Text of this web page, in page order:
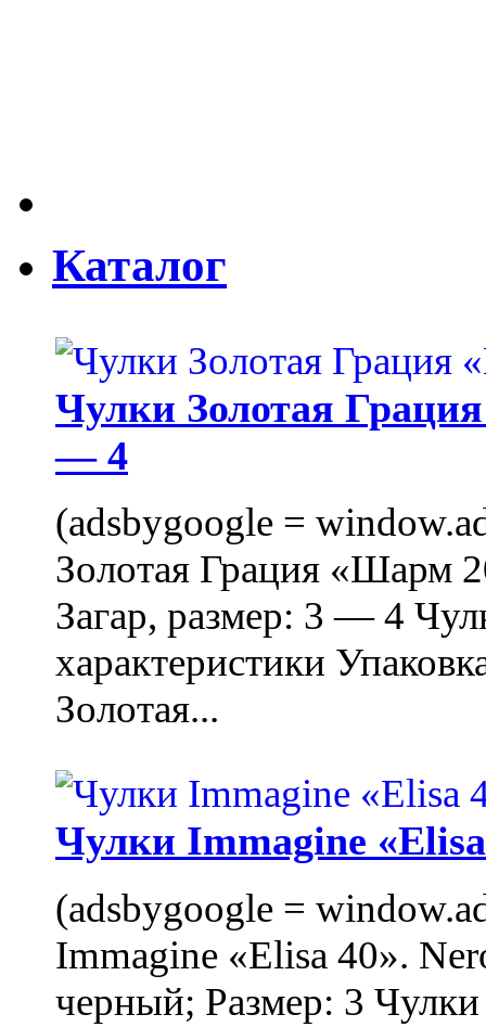
Каталог
Чулки Золотая
— 4
(adsbygoogle =
Золотая Грация «Шарм
Загар, размер: 3 — 4
характеристики
Золотая...
Чулки Immagine
(adsbygoogle =
Immagine «Elisa 40».
черный; Размер: 3